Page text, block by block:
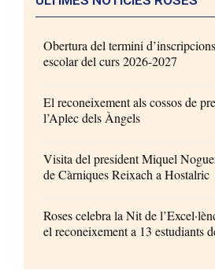
Obertura del termini
escolar del curs 2026-2027
El reconeixement als cossos de
l’Aplec dels Àngels
Visita del president Miquel
de Càrniques Reixach a Hostalric
Roses celebra la Nit de
el reconeixement a 13 estudiants